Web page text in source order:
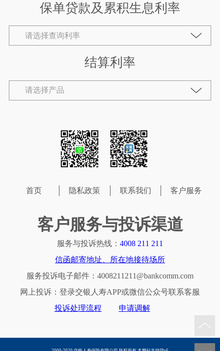
保单贷款及累积生息利率
结算利率
首页 隐私政策 联系我们 客户服务
客户服务与投诉渠道
服务与投诉热线： 4008 211 211
信函邮寄地址、所在地接待场所
服务投诉电子邮件：4008211211@bankcomm.com
网上投诉：登录交银人寿APP或微信公众号联系客服
投诉处理流程
申请调解